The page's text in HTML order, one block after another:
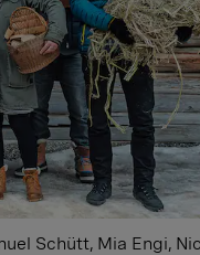
Schütt, Mia Engi,